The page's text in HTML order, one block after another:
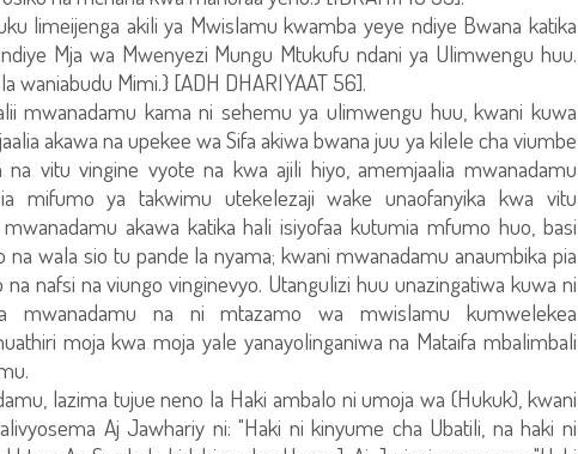
limeijenga akili ya Mwislamu kwamba yeye ndiye Bwana katika
Mja wa Mwenyezi Mungu Mtukufu ndani ya Ulimwengu huu.
waniabudu Mimi.} [ADH DHARIYAAT 56].
mwanadamu kama ni sehemu ya ulimwengu huu, kwani kuwa
akawa na upekee wa Sifa akiwa bwana juu ya kilele cha viumbe
vitu vingine vyote na kwa ajili hiyo, amemjaalia mwanadamu
mifumo ya takwimu utekelezaji wake unaofanyika kwa vitu
akawa katika hali isiyofaa kutumia mfumo huo, basi
wala sio tu pande la nyama; kwani mwanadamu anaumbika pia
nafsi na viungo vinginevyo. Utangulizi huu unazingatiwa kuwa ni
mwanadamu na ni mtazamo wa mwislamu kumwelekea
moja kwa moja yale yanayolinganiwa na Mataifa mbalimbali
lazima tujue neno la Haki ambalo ni umoja wa (Hukuk), kwani
Aj Jawhariy ni: "Haki ni kinyume cha Ubatili, na haki ni